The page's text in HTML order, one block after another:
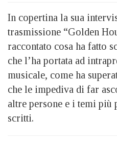
In copertina la sua
trasmissione “Golden
raccontato cosa ha fatto
che l’ha portata ad
musicale, come ha
che le impediva di far
altre persone e i temi più
scritti.